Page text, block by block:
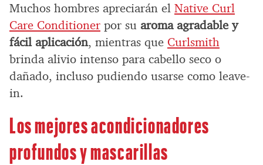
Muchos hombres apreciarán el Native Curl
Care Conditioner por su aroma agradable y
fácil aplicación, mientras que Curlsmith
brinda alivio intenso para cabello seco o
dañado, incluso pudiendo usarse como leave-
in.
Los mejores acondicionadores
profundos y mascarillas